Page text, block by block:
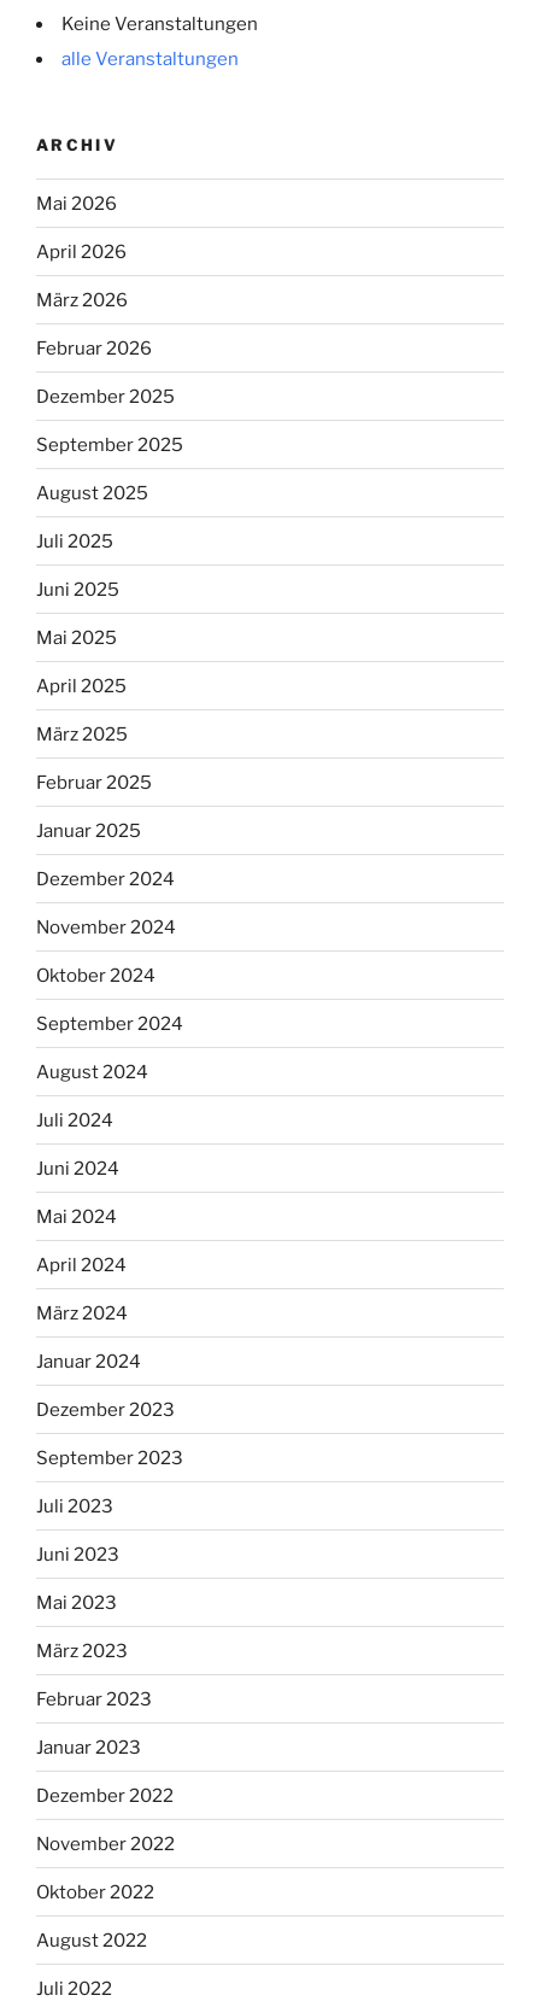
Keine Veranstaltungen
alle Veranstaltungen
ARCHIV
Mai 2026
April 2026
März 2026
Februar 2026
Dezember 2025
September 2025
August 2025
Juli 2025
Juni 2025
Mai 2025
April 2025
März 2025
Februar 2025
Januar 2025
Dezember 2024
November 2024
Oktober 2024
September 2024
August 2024
Juli 2024
Juni 2024
Mai 2024
April 2024
März 2024
Januar 2024
Dezember 2023
September 2023
Juli 2023
Juni 2023
Mai 2023
März 2023
Februar 2023
Januar 2023
Dezember 2022
November 2022
Oktober 2022
August 2022
Juli 2022